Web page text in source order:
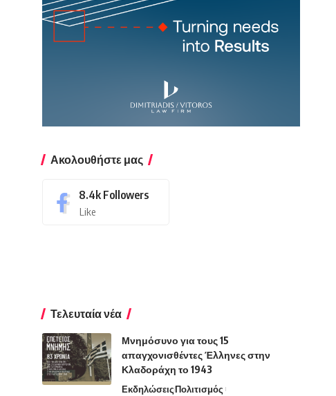
Ακολουθήστε μας
8.4k Followers
Like
Τελευταία νέα
Μνημόσυνο για τους 15
απαγχονισθέντες Έλληνες στην
Κλαδοράχη το 1943
ΕκδηλώσειςΠολιτισμός